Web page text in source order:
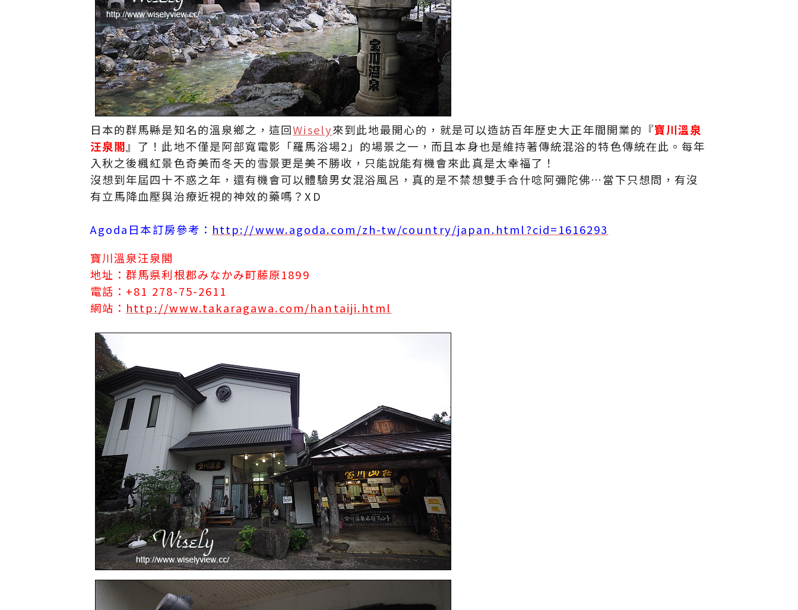
日本的群馬縣是知名的溫泉鄉之，這回Wisely來到此地最開心的，就是可以造訪百年歷史大正年間開業的『寶川溫泉
汪泉閣 』了！此地不僅是阿部寬電影「羅馬浴場2」的場景之一，而且本身也是維持著傳統混浴的特色傳統在此。每年
入秋之後楓紅景色奇美而冬天的雪景更是美不勝收，只能說能有機會來此真是太幸福了！
沒想到年屆四十不惑之年，還有機會可以體驗男女混浴風呂，真的是不禁想雙手合什唸阿彌陀佛…當下只想問，有沒
有立馬降血壓與治療近視的神效的藥嗎？XD
Agoda日本訂房參考： http://www.agoda.com/zh-tw/country/japan.html?cid=1616293
寶川溫泉汪泉閣
地址：群馬県利根郡みなかみ町藤原1899
電話：+81 278-75-2611
網站： http://www.takaragawa.com/hantaiji.html